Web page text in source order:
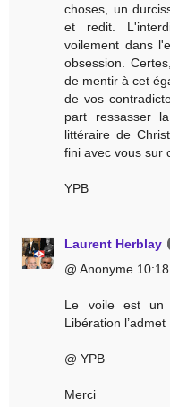
choses, un
et redit.
voilement dans
obsession.
de mentir à cet
de vos
part ressasser
littéraire de
fini avec vous sur
YPB
Laurent Herblay
@ Anonyme 10:18
Le voile est un
Libération l’admet
@ YPB
Merci